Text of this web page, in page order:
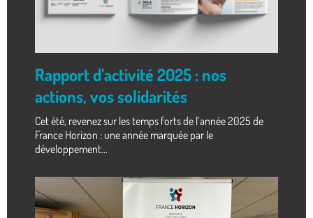
Rapport d’activité 2025 : nos
actions, vos solidarités
Cet été, revenez sur les temps forts de l’année 2025 de
France Horizon : une année marquée par le
développement...